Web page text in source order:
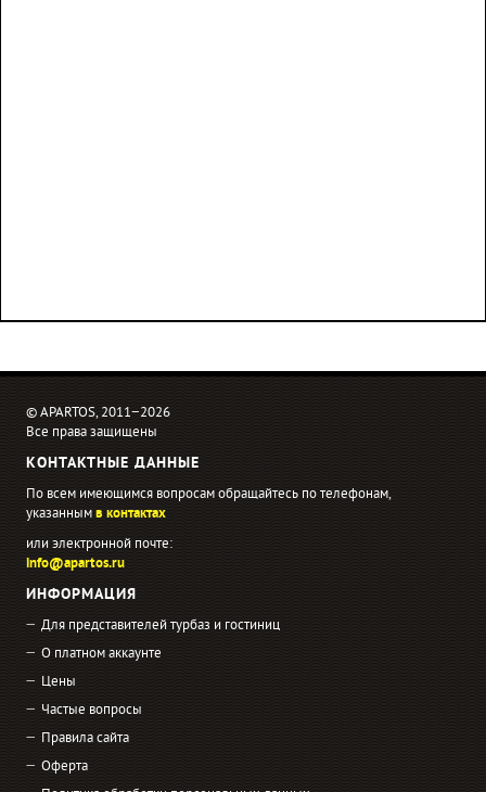
© APARTOS, 2011−2026
Все права защищены
КОНТАКТНЫЕ ДАННЫЕ
По всем имеющимся вопросам обращайтесь по телефонам,
указаннымв контактах
или электронной почте:
info@apartos.ru
ИНФОРМАЦИЯ
Для представителей турбаз и гостиниц
О платном аккаунте
Цены
Частые вопросы
Правила сайта
Оферта